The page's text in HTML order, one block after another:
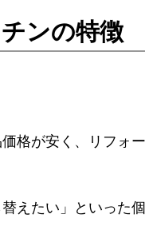
ンの特徴
格が安く、リフォ
替えたい」といった